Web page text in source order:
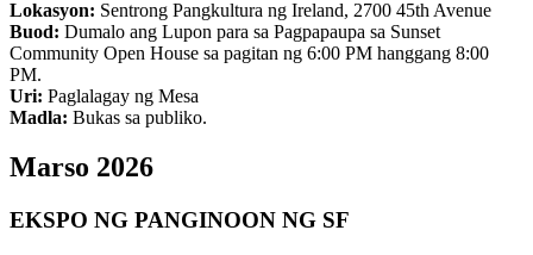
Lokasyon: Sentrong Pangkultura ng Ireland, 2700 45th Avenue
Buod: Dumalo ang Lupon para sa Pagpapaupa sa Sunset
Community Open House sa pagitan ng 6:00 PM hanggang 8:00
PM.
Uri: Paglalagay ng Mesa
Madla: Bukas sa publiko.
Marso 2026
EKSPO NG PANGINOON NG SF